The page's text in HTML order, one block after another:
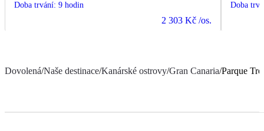
Doba trvání: 9 hodin
2 303 Kč /os.
Doba
Dovolená/Naše destinace/Kanárské ostrovy/Gran Canaria/Parque